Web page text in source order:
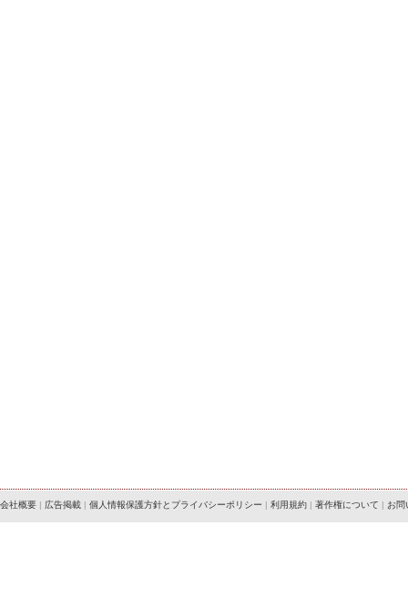
会社概要 | 広告掲載 | 個人情報保護方針とプライバシーポリシー | 利用規約 | 著作権について | お問